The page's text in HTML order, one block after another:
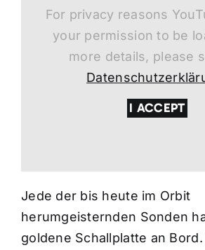
For privacy reasons
your permission to be
more details, please
I ACCEPT
Jede der bis heute im Orbit
herumgeisternden Sonden
goldene Schallplatte an